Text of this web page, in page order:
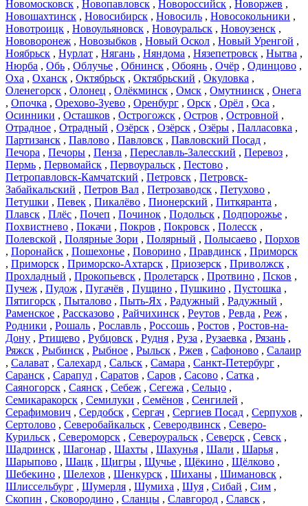
Новомосковск , Новопавловск , Новороссийск , Новоржев ,
Новошахтинск , Новосибирск , Новосиль , Новосокольники ,
Новотроицк , Новоульяновск , Новоуральск , Новоузенск ,
Нововоронеж , Новозыбков , Новый Оскол , Новый Уренгой ,
Ноябрьск , Нурлат , Нягань , Няндома , Нязепетровск , Нытва ,
Нюрба , Обь , Облучье , Обнинск , Обоянь , Очёр , Одинцово ,
Оха , Оханск , Октябрьск , Октябрьский , Окуловка ,
Оленегорск , Олонец , Олёкминск , Омск , Омутнинск , Онега
, Опочка , Орехово-Зуево , Оренбург , Орск , Орёл , Оса ,
Осинники , Осташков , Острогожск , Остров , Островной ,
Отрадное , Отрадный , Озёрск , Озёрск , Озёры , Палласовка ,
Партизанск , Павлово , Павловск , Павловский Посад ,
Печора , Печоры , Пенза , Переславль-Залесский , Перевоз ,
Пермь , Первомайск , Первоуральск , Пестово ,
Петропавловск-Камчатский , Петровск , Петровск-
Забайкальский , Петров Вал , Петрозаводск , Петухово ,
Петушки , Певек , Пикалёво , Пионерский , Питкяранта ,
Плавск , Плёс , Почеп , Починок , Подольск , Подпорожье ,
Похвистнево , Покачи , Покров , Покровск , Полесск ,
Полевской , Полярные Зори , Полярный , Полысаево , Порхов
, Поронайск , Пошехонье , Поворино , Правдинск , Приморск
, Приморск , Приморско-Ахтарск , Приозерск , Приволжск ,
Прохладный , Прокопьевск , Пролетарск , Протвино , Псков ,
Пучеж , Пудож , Пугачёв , Пущино , Пушкино , Пустошка ,
Пятигорск , Пыталово , Пыть-Ях , Радужный , Радужный ,
Раменское , Рассказово , Райчихинск , Реутов , Ревда , Реж ,
Родники , Рошаль , Рославль , Россошь , Ростов , Ростов-на-
Дону , Ртищево , Рубцовск , Рудня , Руза , Рузаевка , Рязань ,
Ряжск , Рыбинск , Рыбное , Рыльск , Ржев , Сафоново , Салаир
, Салават , Салехард , Сальск , Самара , Санкт-Петербург ,
Саранск , Сарапул , Саратов , Саров , Сасово , Сатка ,
Саяногорск , Саянск , Себеж , Сегежа , Сельцо ,
Семикаракорск , Семилуки , Семёнов , Сенгилей ,
Серафимович , Сердобск , Сергач , Сергиев Посад , Серпухов ,
Сертолово , Северобайкальск , Северодвинск , Северо-
Курильск , Североморск , Североуральск , Северск , Севск ,
Шадринск , Шагонар , Шахты , Шахунья , Шали , Шарья ,
Шарыпово , Шацк , Щигры , Щучье , Щёкино , Щёлково ,
Шебекино , Шелехов , Шенкурск , Шиханы , Шимановск ,
Шлиссельбург , Шумерля , Шумиха , Шуя , Сибай , Сим ,
Скопин , Сковородино , Сланцы , Славгород , Славск ,